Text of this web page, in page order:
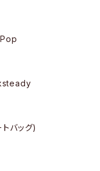
バッグ)